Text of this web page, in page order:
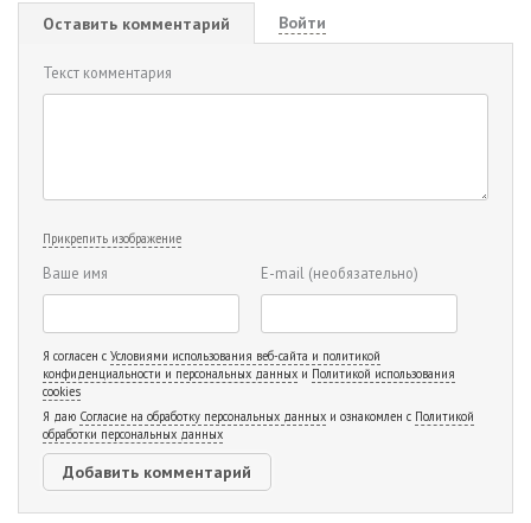
Оставить комментарий Войти
Текст комментария
Прикрепить изображение
Ваше имя E-mail (необязательно)
Я согласен с Условиями использования веб-сайта и политикой
конфиденциальности и персональных данных и Политикой использования
cookies
Я даю Согласие на обработку персональных данных и ознакомлен с Политикой
обработки персональных данных